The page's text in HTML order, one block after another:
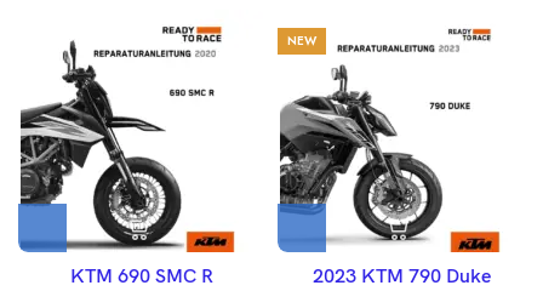
KTM 690 SMC R
NEW
2023 KTM 790 Duke